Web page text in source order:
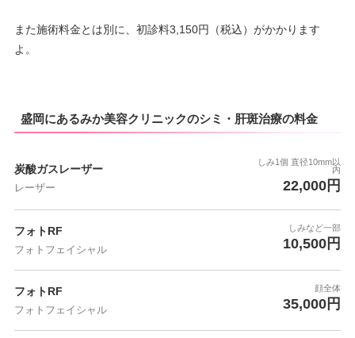
また施術料金とは別に、初診料3,150円（税込）がかかります
よ。
盛岡にあるみか美容クリニックのシミ・肝斑治療の料金
炭酸ガスレーザー
レーザー
しみ1個 直径10mm以
内
22,000円
フォトRF
フォトフェイシャル
しみなど一部
10,500円
フォトRF
フォトフェイシャル
顔全体
35,000円